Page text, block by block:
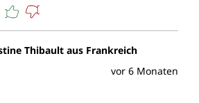
Zusatzstoffe
Haarshampoo von Unimedica
Thibault aus Frankreich
vor 6 Monaten